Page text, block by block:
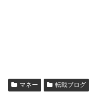
マネー 転載ブログ